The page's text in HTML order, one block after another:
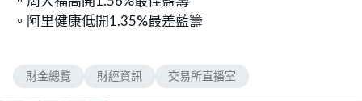
。阿里健康低開1.35%最差藍籌
財金總覽 財經資訊 交易所直播室